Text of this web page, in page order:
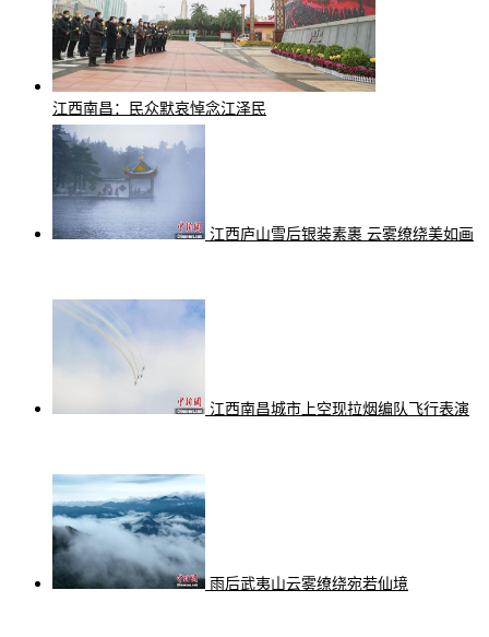
江西南昌：民众默哀悼念江泽民
江西庐山雪后银装素裹 云雾缭绕美如画
江西南昌城市上空现拉烟编队飞行表演
雨后武夷山云雾缭绕宛若仙境